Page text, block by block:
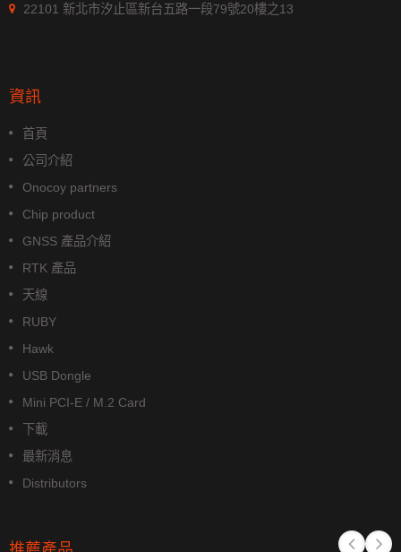
22101 新北市汐止區新台五路一段79號20樓之13
資訊
首頁
公司介紹
Onocoy partners
Chip product
GNSS 產品介紹
RTK 產品
天線
RUBY
Hawk
USB Dongle
Mini PCI-E / M.2 Card
下載
最新消息
Distributors